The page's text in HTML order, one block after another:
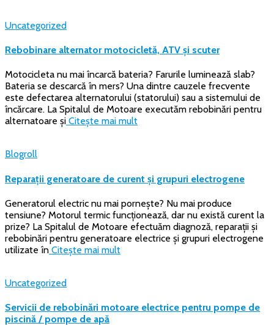
Uncategorized
Rebobinare alternator motocicletă, ATV și scuter
Motocicleta nu mai încarcă bateria? Farurile luminează slab?
Bateria se descarcă în mers? Una dintre cauzele frecvente
este defectarea alternatorului (statorului) sau a sistemului de
încărcare. La Spitalul de Motoare executăm rebobinări pentru
alternatoare și Citește mai mult
Blogroll
Reparații generatoare de curent și grupuri electrogene
Generatorul electric nu mai pornește? Nu mai produce
tensiune? Motorul termic funcționează, dar nu există curent la
prize? La Spitalul de Motoare efectuăm diagnoză, reparații și
rebobinări pentru generatoare electrice și grupuri electrogene
utilizate în Citește mai mult
Uncategorized
Servicii de rebobinări motoare electrice pentru pompe de
piscină / pompe de apă